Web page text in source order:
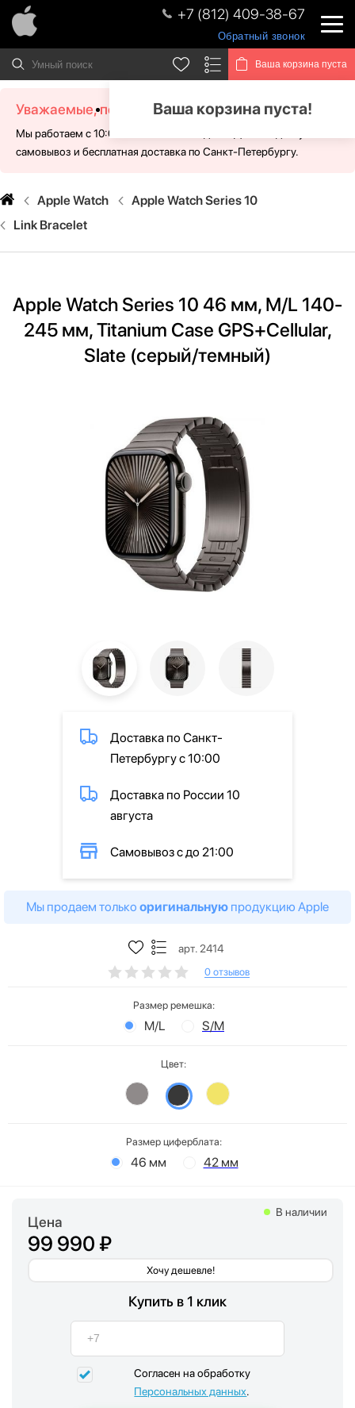
+7 (812) 409-38-67
Обратный звонок
Ваша корзина пуста
Ваша корзина пуста!
Уважаемые, посетители!
Мы работаем с 10:00 - 21:00 без выходных. Для Вас доступен
самовывоз и бесплатная доставка по Санкт-Петербургу.
Apple Watch
Apple Watch Series 10
Link Bracelet
Apple Watch Series 10 46 мм, M/L 140-
245 мм, Titanium Case GPS+Cellular,
Slate (серый/темный)
Доставка по Санкт-
Петербургу с 10:00
Доставка по России 10
августа
Самовывоз с до 21:00
Мы продаем только оригинальную продукцию Apple
арт. 2414
0 отзывов
Размер ремешка:
M/L S/M
Цвет:
Размер циферблата:
46 мм 42 мм
Цена
99 990 ₽
Хочу дешевле!
В наличии
Купить в 1 клик
Согласен на обработку
Персональных данных.